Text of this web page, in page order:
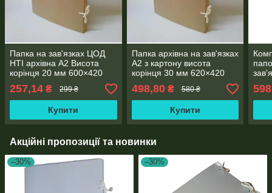
Папка на зав'язках ЦОД
НТІ архівна А2 Висота
корінця 20 мм 600×420
мм бежева ПАА2-20 -10
257,14 ₴ 299 ₴
Купити
Папка архівна на зав'язках
А2 з картону висота
корінця 30 мм 620×420
мм беж ЮТЕК ПАА2-
30(2шт.)
498,80₴ 580 ₴
Купити
мм
Акційні пропозиції та новинки
–30% –30%